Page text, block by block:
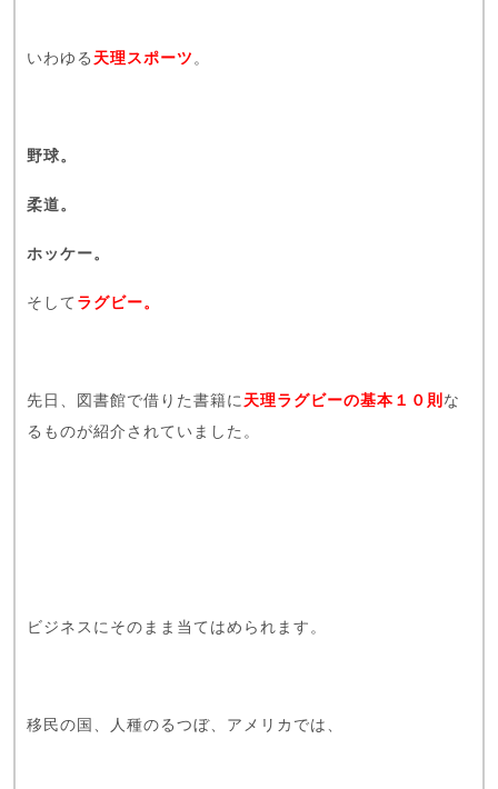
いわゆる 天理スポーツ 。
野球。
柔道。
ホッケー。
そして ラグビー。
先日、図書館で借りた書籍に 天理ラグビーの基本１０則 な
るものが紹介されていました。
ビジネスにそのまま当てはめられます。
移民の国、人種のるつぼ、アメリカでは、